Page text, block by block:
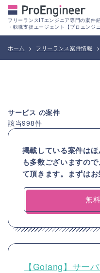
フリーランスITエンジニア専門の案件
・転職支援エージェント【プロエンジニ
ホーム > フリーランス案件情報 >
サービス の案件
該当998件
掲載している案件は
も多数ございますの
て頂きます。まずはお
無
【Golang】サー